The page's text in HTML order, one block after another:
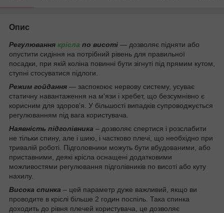
Опис
Регулювання крісла по висоті — дозволяє підняти або
опустити сидіння на потрібний рівень для правильної
посадки, при якій коліна повинні бути зігнуті під прямим кутом,
ступні стосуватися підлоги.
Режим гойдання — заспокоює нервову систему, усуває
статичну навантаження на м'язи і хребет, що безсумнівно є
корисним для здоров'я. У більшості випадків супроводжується
регулюванням під вага користувача.
Наявність підголівника – дозволяє спертися і розслабити
не тільки спину, але і шию, і частково плечі, що необхідно при
тривалій роботі. Підголовники можуть бути вбудованими, або
приставними, деякі крісла оснащені додатковими
можливостями регулювання підголівників по висоті або куту
нахилу.
Висока спинка – цей параметр дуже важливий, якщо ви
проводите в кріслі більше 2 годин поспіль. Така спинка
доходить до рівня плечей користувача, це дозволяє